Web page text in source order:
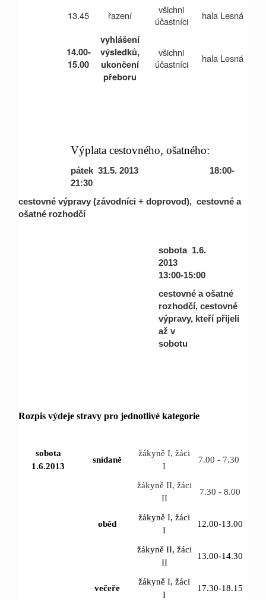
13.45 řazení
všichni
účastníci
hala Lesná
14.00-
15.00
vyhlášení
výsledků,
ukončení
přeboru
všichni
účastníci
hala Lesná
Výplata cestovného, ošatného:
pátek 31.5. 2013 18:00-
21:30
cestovné výpravy (závodníci + doprovod), cestovné a
ošatné rozhodčí
sobota 1.6.
2013
13:00-15:00
cestovné a ošatné
rozhodčí, cestovné
výpravy, kteří přijeli
až v
Rozpis výdeje stravy pro jednotlivé kategorie
sobota
1.6.2013
snídaně
žákyně I, žáci
I
7.00 - 7.30
žákyně II, žáci
II
7.30 - 8.00
oběd
žákyně I, žáci
I
12.00-13.00
žákyně II, žáci
II
13.00-14.30
večeře
žákyně I, žáci
I
17.30-18.15